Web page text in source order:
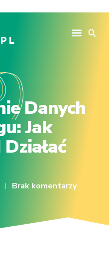
Danych
Jak
Brak komentarzy